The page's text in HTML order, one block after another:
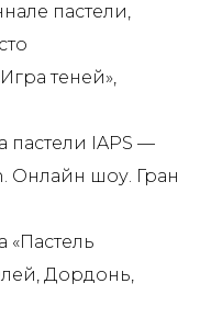
пастели,
теней»,
пастели IAPS —
Онлайн шоу. Гран
«Пастель
Дордонь,